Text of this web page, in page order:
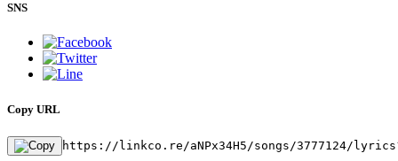
SNS
Copy URL
https://linkco.re/aNPx34H5/songs/3777124/